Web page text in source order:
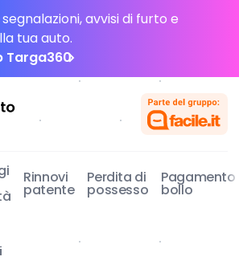
avvisi di furto e
tua auto.
Targa360
Rinnovi
patente
Perdita di
possesso
Pagamento
bollo